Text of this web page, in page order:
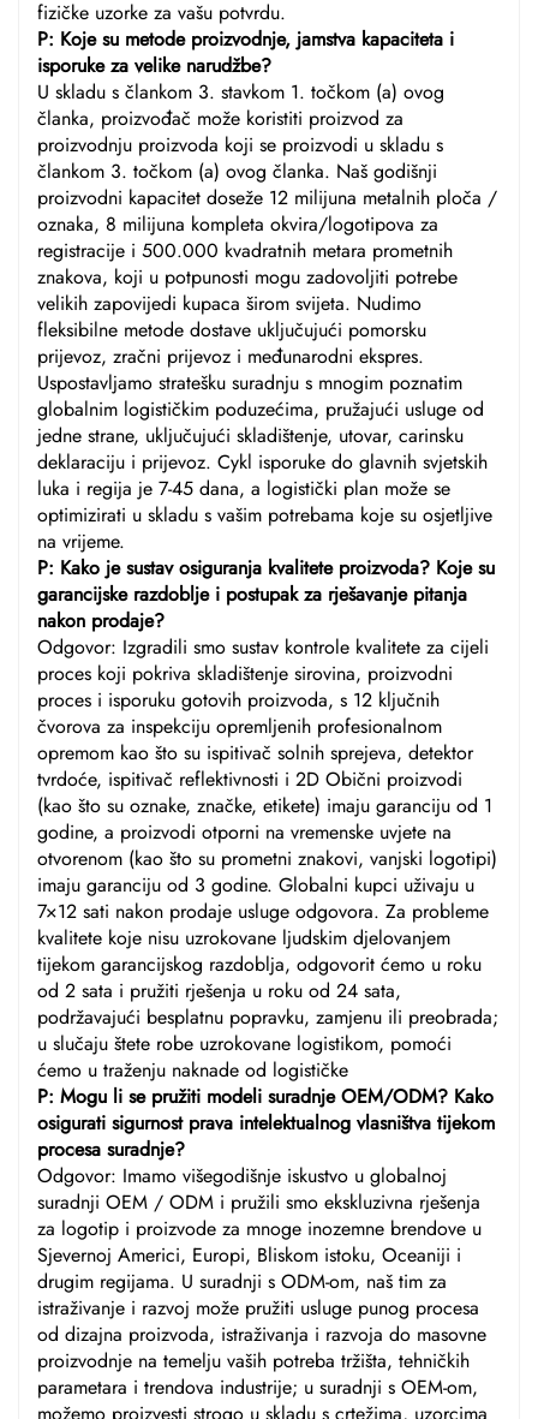
fizičke uzorke za vašu potvrdu.
P: Koje su metode proizvodnje, jamstva kapaciteta i
isporuke za velike narudžbe?
U skladu s člankom 3. stavkom 1. točkom (a) ovog
članka, proizvođač može koristiti proizvod za
proizvodnju proizvoda koji se proizvodi u skladu s
člankom 3. točkom (a) ovog članka. Naš godišnji
proizvodni kapacitet doseže 12 milijuna metalnih ploča /
oznaka, 8 milijuna kompleta okvira/logotipova za
registracije i 500.000 kvadratnih metara prometnih
znakova, koji u potpunosti mogu zadovoljiti potrebe
velikih zapovijedi kupaca širom svijeta. Nudimo
fleksibilne metode dostave uključujući pomorsku
prijevoz, zračni prijevoz i međunarodni ekspres.
Uspostavljamo stratešku suradnju s mnogim poznatim
globalnim logističkim poduzećima, pružajući usluge od
jedne strane, uključujući skladištenje, utovar, carinsku
deklaraciju i prijevoz. Cykl isporuke do glavnih svjetskih
luka i regija je 7-45 dana, a logistički plan može se
optimizirati u skladu s vašim potrebama koje su osjetljive
na vrijeme.
P: Kako je sustav osiguranja kvalitete proizvoda? Koje su
garancijske razdoblje i postupak za rješavanje pitanja
nakon prodaje?
Odgovor: Izgradili smo sustav kontrole kvalitete za cijeli
proces koji pokriva skladištenje sirovina, proizvodni
proces i isporuku gotovih proizvoda, s 12 ključnih
čvorova za inspekciju opremljenih profesionalnom
opremom kao što su ispitivač solnih sprejeva, detektor
tvrdoće, ispitivač reflektivnosti i 2D Obični proizvodi
(kao što su oznake, značke, etikete) imaju garanciju od 1
godine, a proizvodi otporni na vremenske uvjete na
otvorenom (kao što su prometni znakovi, vanjski logotipi)
imaju garanciju od 3 godine. Globalni kupci uživaju u
7×12 sati nakon prodaje usluge odgovora. Za probleme
kvalitete koje nisu uzrokovane ljudskim djelovanjem
tijekom garancijskog razdoblja, odgovorit ćemo u roku
od 2 sata i pružiti rješenja u roku od 24 sata,
podržavajući besplatnu popravku, zamjenu ili preobrada;
u slučaju štete robe uzrokovane logistikom, pomoći
ćemo u traženju naknade od logističke
P: Mogu li se pružiti modeli suradnje OEM/ODM? Kako
osigurati sigurnost prava intelektualnog vlasništva tijekom
procesa suradnje?
Odgovor: Imamo višegodišnje iskustvo u globalnoj
suradnji OEM / ODM i pružili smo ekskluzivna rješenja
za logotip i proizvode za mnoge inozemne brendove u
Sjevernoj Americi, Europi, Bliskom istoku, Oceaniji i
drugim regijama. U suradnji s ODM-om, naš tim za
istraživanje i razvoj može pružiti usluge punog procesa
od dizajna proizvoda, istraživanja i razvoja do masovne
proizvodnje na temelju vaših potreba tržišta, tehničkih
parametara i trendova industrije; u suradnji s OEM-om,
možemo proizvesti strogo u skladu s crtežima, uzorcima